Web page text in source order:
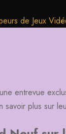
de Jeux
entrevue
savoir plus sur